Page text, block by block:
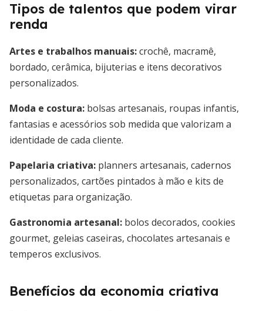
Tipos de talentos que podem virar
renda
Artes e trabalhos manuais:crochê, macramê,
bordado, cerâmica, bijuterias e itens decorativos
personalizados.
Moda e costura: bolsas artesanais, roupas infantis,
fantasias e acessórios sob medida que valorizam a
identidade de cada cliente.
Papelaria criativa: planners artesanais, cadernos
personalizados, cartões pintados à mão e kits de
etiquetas para organização.
Gastronomia artesanal: bolos decorados, cookies
gourmet, geleias caseiras, chocolates artesanais e
temperos exclusivos.
Benefícios da economia criativa